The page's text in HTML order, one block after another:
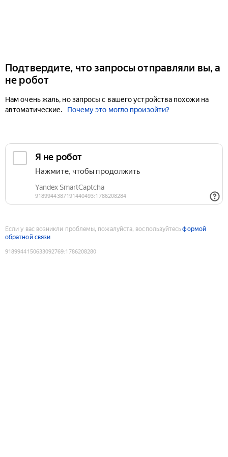
Подтвердите, что запросы отправляли вы, а
не робот
Нам очень жаль, но запросы с вашего устройства похожи на
автоматические.
Почему это могло произойти?
Если у вас возникли проблемы, пожалуйста, воспользуйтесьформой
обратной связи
9189944150633092769:1786208280